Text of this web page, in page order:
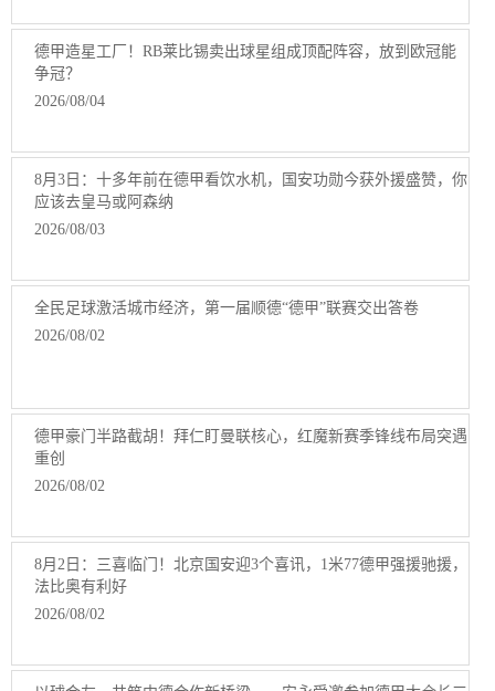
德甲造星工厂！RB莱比锡卖出球星组成顶配阵容，放到欧冠能
争冠？
2026/08/04
8月3日：十多年前在德甲看饮水机，国安功勋今获外援盛赞，你
应该去皇马或阿森纳
2026/08/03
全民足球激活城市经济，第一届顺德“德甲”联赛交出答卷
2026/08/02
德甲豪门半路截胡！拜仁盯曼联核心，红魔新赛季锋线布局突遇
重创
2026/08/02
8月2日：三喜临门！北京国安迎3个喜讯，1米77德甲强援驰援，
法比奥有利好
2026/08/02